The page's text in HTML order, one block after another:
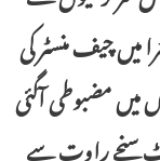
میں چیف منسٹر کی
میں مضبوطی آگئی
سنجے راوت سے